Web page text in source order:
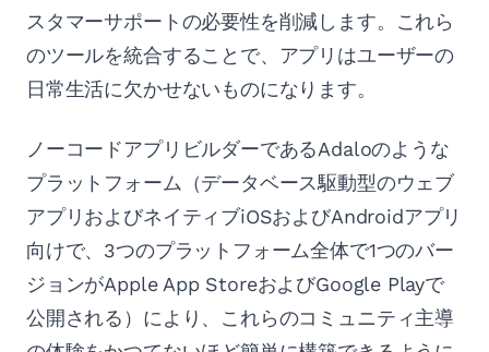
スタマーサポートの必要性を削減します。これら
のツールを統合することで、アプリはユーザーの
日常生活に欠かせないものになります。
ノーコードアプリビルダーであるAdaloのような
プラットフォーム（データベース駆動型のウェブ
アプリおよびネイティブiOSおよびAndroidアプリ
向けで、3つのプラットフォーム全体で1つのバー
ジョンがApple App StoreおよびGoogle Playで
公開される）により、これらのコミュニティ主導